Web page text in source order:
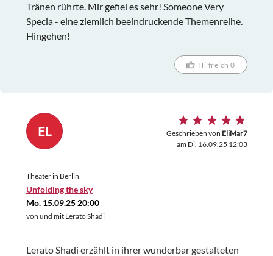
Tränen rührte. Mir gefiel es sehr! Someone Very
Specia - eine ziemlich beeindruckende Themenreihe.
Hingehen!
Hilfreich 0
EL Geschrieben von EliMar7
am Di. 16.09.25 12:03
Theater in Berlin
Unfolding the sky
Mo. 15.09.25 20:00
von und mit Lerato Shadi
Lerato Shadi erzählt in ihrer wunderbar gestalteten